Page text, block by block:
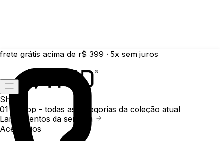
frete grátis acima de r$ 399 · 5x sem juros
Shop
01 /
Shop - todas as categorias da coleção atual
Lançamentos da semana
Acessórios